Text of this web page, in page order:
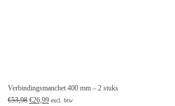
Verbindingsmanchet 400 mm – 2 stuks
€53,98 Oorspronkelijke
€26,99Huidige
excl. btw